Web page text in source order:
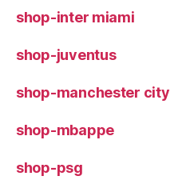
shop-inter miami
shop-juventus
shop-manchester city
shop-mbappe
shop-psg